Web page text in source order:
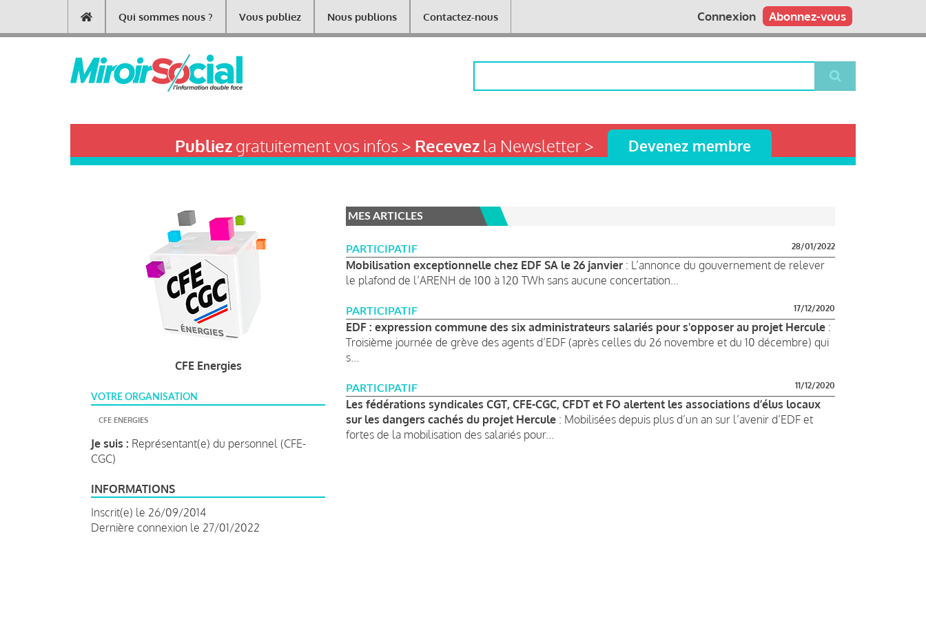
contenu
Main
navigation
Qui sommes nous ? Vous publiez Nous publions Contactez-nous Abonnez-vous
Connexion
Publiezgratuitement vos infos > Recevezla Newsletter > Devenez membre
CFE Energies
VOTRE ORGANISATION
CFE ENERGIES
Je suis : Représentant(e) du personnel (CFE-
CGC)
INFORMATIONS
Inscrit(e) le 26/09/2014
Dernière connexion le 27/01/2022
MES ARTICLES
PARTICIPATIF 28/01/2022
Mobilisation exceptionnelle chez EDF SA le 26 janvier : L’annonce du gouvernement de relever
le plafond de l’ARENH de 100 à 120 TWh sans aucune concertation...
PARTICIPATIF 17/12/2020
EDF : expression commune des six administrateurs salariés pour s'opposer au projet Hercule :
Troisième journée de grève des agents d’EDF (après celles du 26 novembre et du 10 décembre) qui
s...
PARTICIPATIF 11/12/2020
Les fédérations syndicales CGT, CFE-CGC, CFDT et FO alertent les associations d’élus locaux
sur les dangers cachés du projet Hercule : Mobilisées depuis plus d’un an sur l’avenir d’EDF et
fortes de la mobilisation des salariés pour...